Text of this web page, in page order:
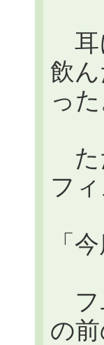
耳
飲
った
た
フ
「
フ
の